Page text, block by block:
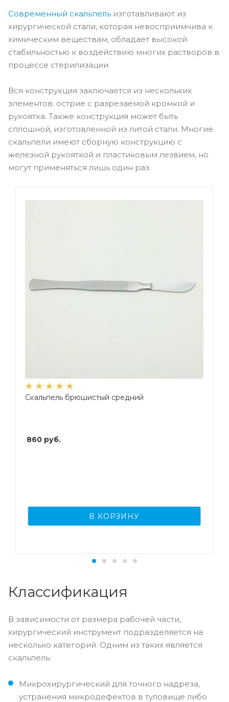
Современный скальпель изготавливают из
хирургической стали, которая невосприимчива к
химическим веществам, обладает высокой
стабильностью к воздействию многих растворов в
процессе стерилизации.
Вся конструкция заключается из нескольких
элементов: острие с разрезаемой кромкой и
рукоятка. Также конструкция может быть
сплошной, изготовленной из литой стали. Многие
скальпели имеют сборную конструкцию с
железной рукояткой и пластиковым лезвием, но
могут применяться лишь один раз.
Скальпель брюшистый средний
860 руб.
В КОРЗИНУ
Классификация
В зависимости от размера рабочей части,
хирургический инструмент подразделяется на
несколько категорий. Одним из таких является
скальпель:
Микрохирургический для точного надреза,
устранения микродефектов в туловище либо